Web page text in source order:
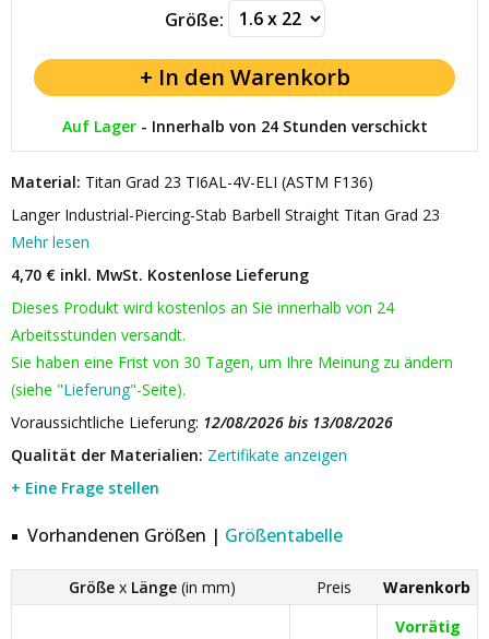
Größe:
Auf Lager- Innerhalb von 24 Stunden verschickt
Material: Titan Grad 23 TI6AL-4V-ELI (ASTM F136)
Langer Industrial-Piercing-Stab Barbell Straight Titan Grad 23
Mehr lesen
4,70 € inkl. MwSt. Kostenlose Lieferung
Dieses Produkt wird kostenlos an Sie innerhalb von 24
Arbeitsstunden versandt.
Sie haben eine Frist von 30 Tagen, um Ihre Meinung zu ändern
(siehe "Lieferung"-Seite).
Voraussichtliche Lieferung: 12/08/2026 bis 13/08/2026
Qualität der Materialien: Zertifikate anzeigen
+ Eine Frage stellen
Vorhandenen Größen | Größentabelle
Größex Länge(in mm) Preis Warenkorb
Vorrätig